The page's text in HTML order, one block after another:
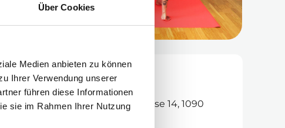
Über Cookies
Medien anbieten zu können
Ihrer Verwendung unserer
führen diese Informationen
sie im Rahmen Ihrer Nutzung
Kursdetails
Wien, Mariannengasse 14, 1090